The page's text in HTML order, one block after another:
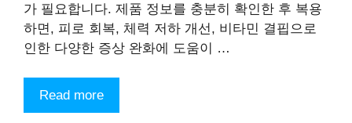
가 필요합니다. 제품 정보를 충분히 확인한 후 복용
하면, 피로 회복, 체력 저하 개선, 비타민 결핍으로
인한 다양한 증상 완화에 도움이 …
Read more